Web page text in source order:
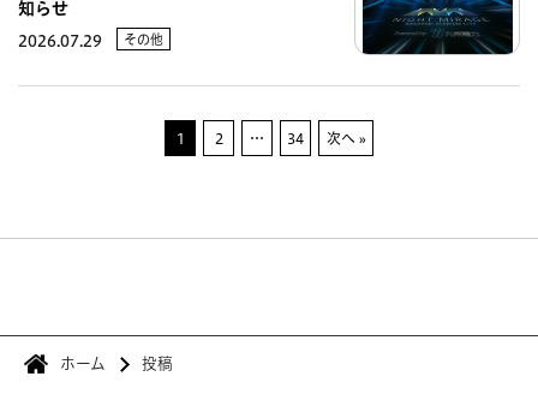
知らせ
2026.07.29 その他
1 2 … 34 次へ »
ホーム 投稿